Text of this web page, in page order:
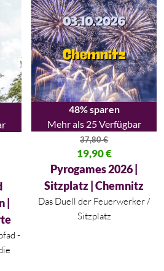
€
-
48% sparen
Mehr als 25 Verfügbar
37,80€
Ursprünglicher Preis war:
19,90€
Aktueller Preis ist: 19,90 €.
Pyrogames 2026 |
Sitzplatz | Chemnitz
Das Duell der Feuerwerker /
Sitzplatz